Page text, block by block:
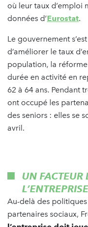
où leur taux d’emploi
données d’Eurostat.
Le gouvernement
d’améliorer le taux
population, la
durée en activité en
62 à 64 ans. Pendant
ont occupé les
des seniors : elles se
avril.
UN FACTEUR
L’ENTREPRISE
Au-delà des
partenaires sociaux,